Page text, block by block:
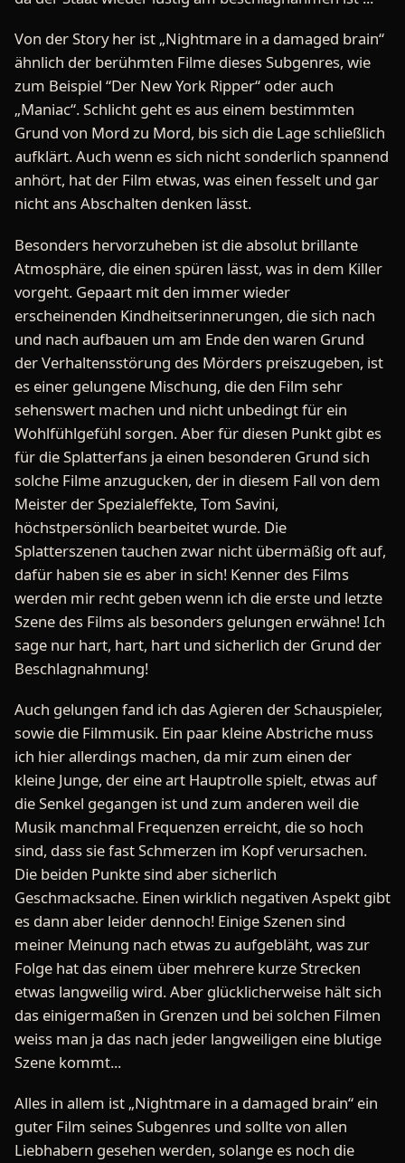
Von der Story her ist „Nightmare in a damaged brain“
ähnlich der berühmten Filme dieses Subgenres, wie
zum Beispiel “Der New York Ripper“ oder auch
„Maniac“. Schlicht geht es aus einem bestimmten
Grund von Mord zu Mord, bis sich die Lage schließlich
aufklärt. Auch wenn es sich nicht sonderlich spannend
anhört, hat der Film etwas, was einen fesselt und gar
nicht ans Abschalten denken lässt.
Besonders hervorzuheben ist die absolut brillante
Atmosphäre, die einen spüren lässt, was in dem Killer
vorgeht. Gepaart mit den immer wieder
erscheinenden Kindheitserinnerungen, die sich nach
und nach aufbauen um am Ende den waren Grund
der Verhaltensstörung des Mörders preiszugeben, ist
es einer gelungene Mischung, die den Film sehr
sehenswert machen und nicht unbedingt für ein
Wohlfühlgefühl sorgen. Aber für diesen Punkt gibt es
für die Splatterfans ja einen besonderen Grund sich
solche Filme anzugucken, der in diesem Fall von dem
Meister der Spezialeffekte, Tom Savini,
höchstpersönlich bearbeitet wurde. Die
Splatterszenen tauchen zwar nicht übermäßig oft auf,
dafür haben sie es aber in sich! Kenner des Films
werden mir recht geben wenn ich die erste und letzte
Szene des Films als besonders gelungen erwähne! Ich
sage nur hart, hart, hart und sicherlich der Grund der
Beschlagnahmung!
Auch gelungen fand ich das Agieren der Schauspieler,
sowie die Filmmusik. Ein paar kleine Abstriche muss
ich hier allerdings machen, da mir zum einen der
kleine Junge, der eine art Hauptrolle spielt, etwas auf
die Senkel gegangen ist und zum anderen weil die
Musik manchmal Frequenzen erreicht, die so hoch
sind, dass sie fast Schmerzen im Kopf verursachen.
Die beiden Punkte sind aber sicherlich
Geschmacksache. Einen wirklich negativen Aspekt gibt
es dann aber leider dennoch! Einige Szenen sind
meiner Meinung nach etwas zu aufgebläht, was zur
Folge hat das einem über mehrere kurze Strecken
etwas langweilig wird. Aber glücklicherweise hält sich
das einigermaßen in Grenzen und bei solchen Filmen
weiss man ja das nach jeder langweiligen eine blutige
Szene kommt...
Alles in allem ist „Nightmare in a damaged brain“ ein
guter Film seines Subgenres und sollte von allen
Liebhabern gesehen werden, solange es noch die